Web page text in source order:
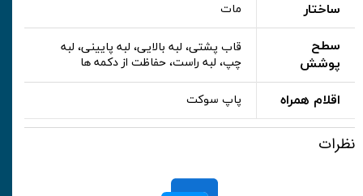
ساختار مات
سطح
پوشش
قاب پشتی، لبه بالایی، لبه پایینی، لبه
چپ، لبه راست، حفاظت از دکمه ها
اقلام همراه پاپ سوکت
نظرات